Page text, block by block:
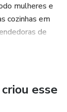
mulheres e
cozinhas em
de
esse